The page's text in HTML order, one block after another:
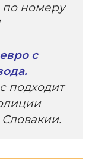
по номеру
с
подходит